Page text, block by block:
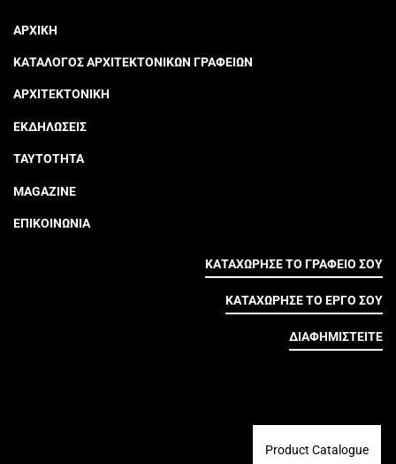
ΑΡΧΙΚΗ
ΚΑΤΑΛΟΓΟΣ ΑΡΧΙΤΕΚΤΟΝΙΚΩΝ ΓΡΑΦΕΙΩΝ
ΑΡΧΙΤΕΚΤΟΝΙΚΗ
ΕΚΔΗΛΩΣΕΙΣ
ΤΑΥΤΟΤΗΤΑ
MAGAZINE
ΕΠΙΚΟΙΝΩΝΙΑ
ΚΑΤΑΧΩΡΗΣΕ ΤΟ ΓΡΑΦΕΙΟ ΣΟΥ
ΚΑΤΑΧΩΡΗΣΕ ΤΟ ΕΡΓΟ ΣΟΥ
ΔΙΑΦΗΜΙΣΤΕΙΤΕ
Product Catalogue